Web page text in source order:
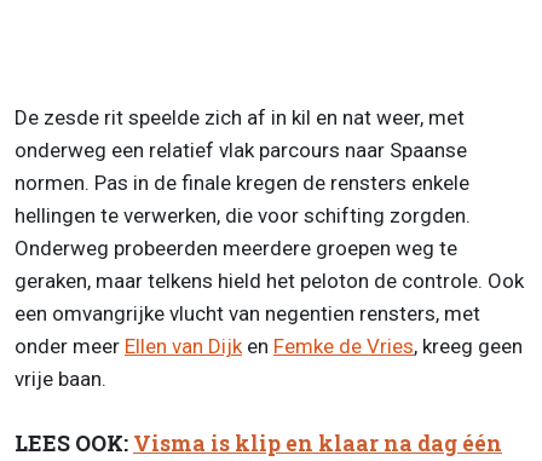
De zesde rit speelde zich af in kil en nat weer, met
onderweg een relatief vlak parcours naar Spaanse
normen. Pas in de finale kregen de rensters enkele
hellingen te verwerken, die voor schifting zorgden.
Onderweg probeerden meerdere groepen weg te
geraken, maar telkens hield het peloton de controle. Ook
een omvangrijke vlucht van negentien rensters, met
onder meer Ellen van Dijk en Femke de Vries, kreeg geen
vrije baan.
LEES OOK: Visma is klip en klaar na dag één